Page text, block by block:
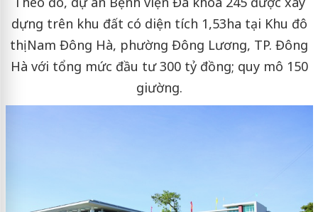
dựng trên khu đất có diện tích 1,53ha tại Khu đô
thị Nam Đông Hà, phường Đông Lương, TP. Đông
Hà với tổng mức đầu tư 300 tỷ đồng; quy mô 150
giường.